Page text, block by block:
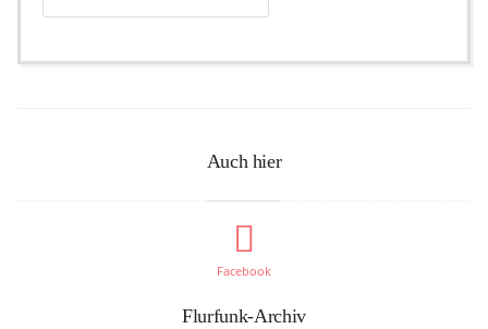
Auch hier
Facebook
Flurfunk-Archiv